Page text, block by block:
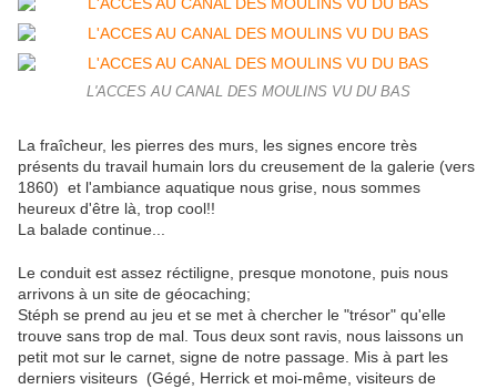
L'ACCES AU CANAL DES MOULINS VU DU BAS
La fraîcheur, les pierres des murs, les signes encore très
présents du travail humain lors du creusement de la galerie (vers
1860) et l'ambiance aquatique nous grise, nous sommes
heureux d'être là, trop cool!!
La balade continue...
Le conduit est assez réctiligne, presque monotone, puis nous
arrivons à un site de géocaching;
Stéph se prend au jeu et se met à chercher le "trésor" qu'elle
trouve sans trop de mal. Tous deux sont ravis, nous laissons un
petit mot sur le carnet, signe de notre passage. Mis à part les
derniers visiteurs (Gégé, Herrick et moi-même, visiteurs de